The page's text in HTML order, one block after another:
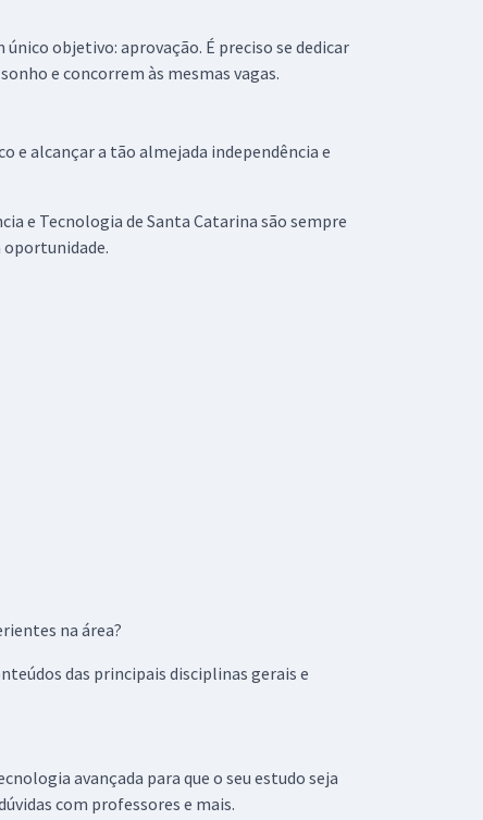
objetivo: aprovação. É preciso se dedicar
e concorrem às mesmas vagas.
e alcançar a tão almejada independência e
e Tecnologia de Santa Catarina são sempre
oportunidade.
na área?
das principais disciplinas gerais e
avançada para que o seu estudo seja
com professores e mais.